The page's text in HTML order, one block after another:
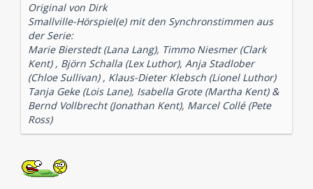
Original von Dirk
Smallville-Hörspiel(e) mit den Synchronstimmen aus
der Serie:
Marie Bierstedt (Lana Lang), Timmo Niesmer (Clark
Kent) , Björn Schalla (Lex Luthor), Anja Stadlober
(Chloe Sullivan) , Klaus-Dieter Klebsch (Lionel Luthor)
Tanja Geke (Lois Lane), Isabella Grote (Martha Kent) &
Bernd Vollbrecht (Jonathan Kent), Marcel Collé (Pete
Ross)